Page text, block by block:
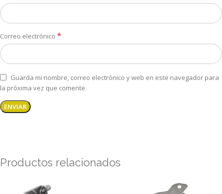
Correo electrónico *
Guarda mi nombre, correo electrónico y web en este navegador para
la próxima vez que comente.
Productos relacionados